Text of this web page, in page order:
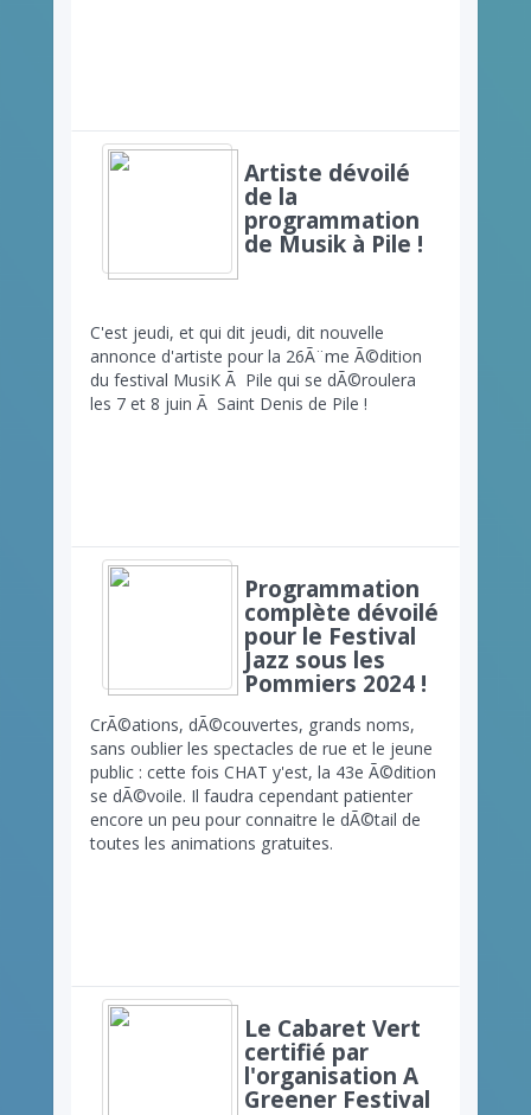
Artiste dévoilé
de la
programmation
de Musik à Pile !
C'est jeudi, et qui dit jeudi, dit nouvelle
annonce d'artiste pour la 26Ã¨me Ã©dition
du festival MusiK Ã Pile qui se dÃ©roulera
les 7 et 8 juin Ã Saint Denis de Pile !
Programmation
complète dévoilé
pour le Festival
Jazz sous les
Pommiers 2024 !
CrÃ©ations, dÃ©couvertes, grands noms,
sans oublier les spectacles de rue et le jeune
public : cette fois CHAT y'est, la 43e Ã©dition
se dÃ©voile. Il faudra cependant patienter
encore un peu pour connaitre le dÃ©tail de
toutes les animations gratuites.
Le Cabaret Vert
certifié par
l'organisation A
Greener Festival